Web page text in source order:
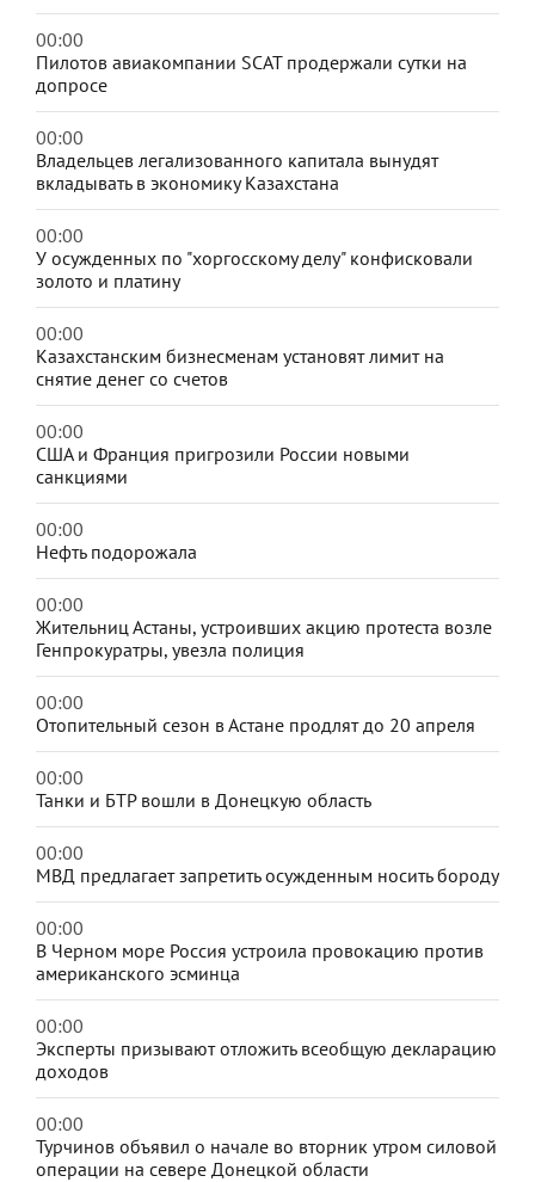
00:00
Пилотов авиакомпании SCAT продержали сутки на
допросе
00:00
Владельцев легализованного капитала вынудят
вкладывать в экономику Казахстана
00:00
У осужденных по "хоргосскому делу" конфисковали
золото и платину
00:00
Казахстанским бизнесменам установят лимит на
снятие денег со счетов
00:00
США и Франция пригрозили России новыми
санкциями
00:00
Нефть подорожала
00:00
Жительниц Астаны, устроивших акцию протеста возле
Генпрокуратры, увезла полиция
00:00
Отопительный сезон в Астане продлят до 20 апреля
00:00
Танки и БТР вошли в Донецкую область
00:00
МВД предлагает запретить осужденным носить бороду
00:00
В Черном море Россия устроила провокацию против
американского эсминца
00:00
Эксперты призывают отложить всеобщую декларацию
доходов
00:00
Турчинов объявил о начале во вторник утром силовой
операции на севере Донецкой области